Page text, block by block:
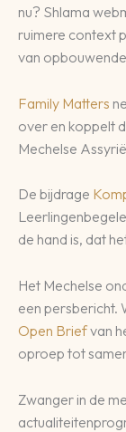
nu? Shlama
ruimere context
van
Family Matters
over en koppelt
Mechelse
De bijdrage
de hand is, dat
Het Mechelse
een persbericht.
Open Briefvan
oproep tot
Zwanger in de